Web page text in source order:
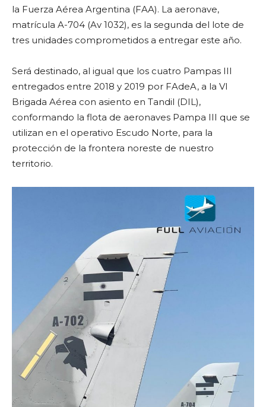
la Fuerza Aérea Argentina (FAA). La aeronave,
matrícula A-704 (Av 1032), es la segunda del lote de
tres unidades comprometidos a entregar este año.
Será destinado, al igual que los cuatro Pampas III
entregados entre 2018 y 2019 por FAdeA, a la VI
Brigada Aérea con asiento en Tandil (DIL),
conformando la flota de aeronaves Pampa III que se
utilizan en el operativo Escudo Norte, para la
protección de la frontera noreste de nuestro
territorio.